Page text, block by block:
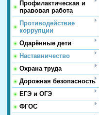
Профилактическая и
правовая работа
Противодействие
коррупции
Одарённые дети
Наставничество
Охрана труда
Дорожная безопасность
ЕГЭ и ОГЭ
ФГОС